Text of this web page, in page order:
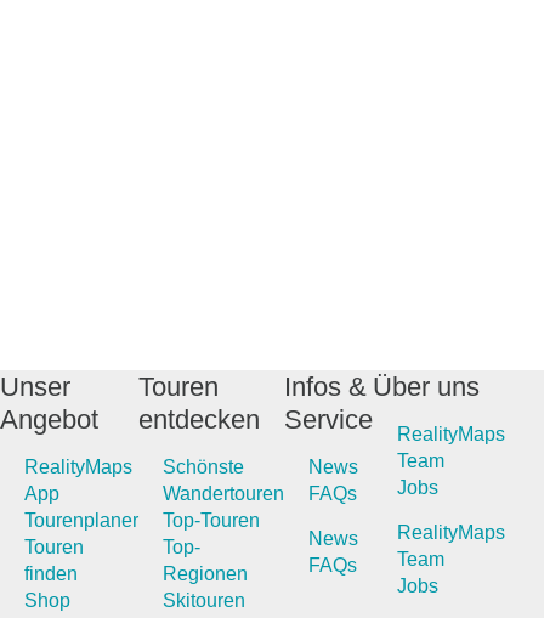
Unser
Angebot
RealityMaps
App
Tourenplaner
Touren
finden
Shop
Touren
entdecken
Schönste
Wandertouren
Top-Touren
Top-
Regionen
Skitouren
Infos &
Service
News
FAQs
News
FAQs
Über uns
RealityMaps
Team
Jobs
RealityMaps
Team
Jobs